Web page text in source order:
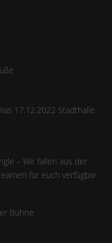
17.12.2022 Stadthalle
– Wir fallen aus der
für euch verfügbar
Bühne